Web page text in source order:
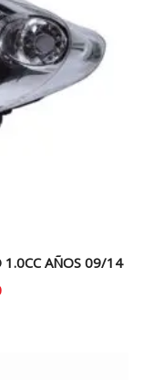
AÑOS 09/14
El